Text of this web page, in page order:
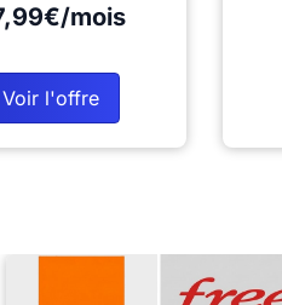
mois
Voir l'offre